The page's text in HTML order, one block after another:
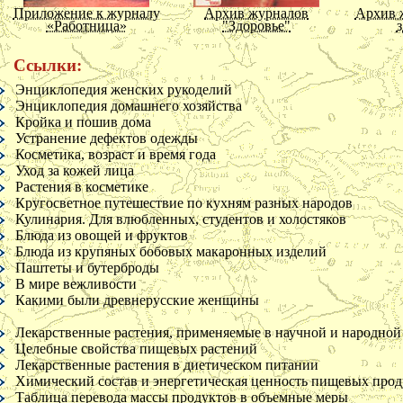
Чувства важнее поступков
Против подражательности
Советы молодому человеку
Ему же
Ему же
Ему же
Ему же
Ему же
Ему же
Ему же
Ему же
Ему же
Ему же
Еще один совет молодому
человеку Способности должны
соответствовать роду деятельности
Критические размышления о
некоторых писателях
Лафонтен
Буало
Шолье
Мольер
Корнель и Расин
Приложение к журналу
«Работница»
Архив журналов
"Здоровье"
Архив
Приложение к журналу
«Крестьянка»
Цветущая косметика
Ссылки:
Энциклопедия женских рукоделий
Энциклопедия домашнего хозяйства
Кройка и пошив дома
Устранение дефектов одежды
Косметика, возраст и время года
Уход за кожей лица
Растения в косметике
Кругосветное путешествие по кухням разных народов
Кулинария. Для влюбленных, студентов и холостяков
Блюда из овощей и фруктов
Блюда из крупяных бобовых макаронных изделий
Паштеты и бутерброды
В мире вежливости
Какими были древнерусские женщины
Лекарственные растения, применяемые в научной и
Целебные свойства пищевых растений
Лекарственные растения в диетическом питании
Химический состав и энергетическая ценность пищевых
Таблица перевода массы продуктов в объемные меры